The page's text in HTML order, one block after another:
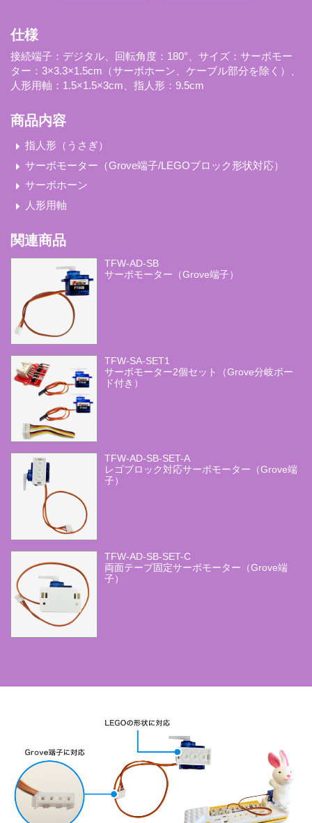
仕様
接続端子：デジタル、回転角度：180°、サイズ：サーボモー
ター：3×3.3×1.5cm（サーボホーン、ケーブル部分を除く）、
人形用軸：1.5×1.5×3cm、指人形：9.5cm
商品内容
指人形（うさぎ）
サーボモーター（Grove端子/LEGOブロック形状対応）
サーボホーン
人形用軸
関連商品
TFW-AD-SB
サーボモーター（Grove端子）
TFW-SA-SET1
サーボモーター2個セット（Grove分岐ボー
ド付き）
TFW-AD-SB-SET-A
レゴブロック対応サーボモーター（Grove端
子）
TFW-AD-SB-SET-C
両面テープ固定サーボモーター（Grove端
子）